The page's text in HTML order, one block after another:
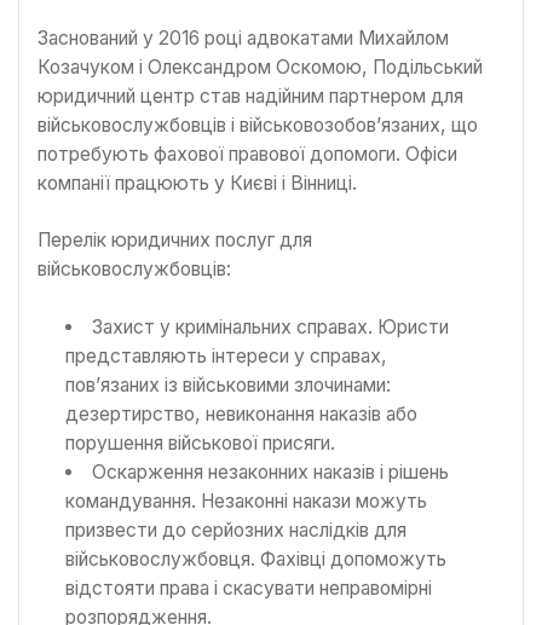
Заснований у 2016 році адвокатами Михайлом
Козачуком і Олександром Оскомою, Подільський
юридичний центр став надійним партнером для
військовослужбовців і військовозобов’язаних, що
потребують фахової правової допомоги. Офіси
компанії працюють у Києві і Вінниці.
Перелік юридичних послуг для
військовослужбовців:
Захист у кримінальних справах. Юристи
представляють інтереси у справах,
пов’язаних із військовими злочинами:
дезертирство, невиконання наказів або
порушення військової присяги.
Оскарження незаконних наказів і рішень
командування. Незаконні накази можуть
призвести до серйозних наслідків для
військовослужбовця. Фахівці допоможуть
відстояти права і скасувати неправомірні
розпорядження.